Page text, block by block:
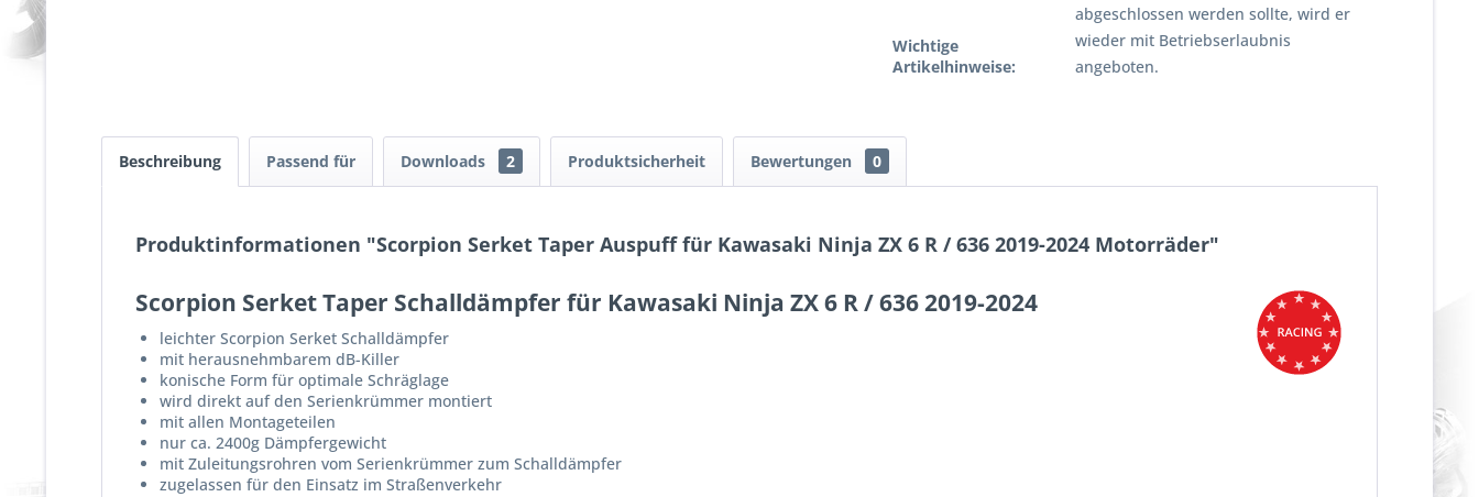
Wichtige
Artikelhinweise:
abgeschlossen werden sollte, wird er
wieder mit Betriebserlaubnis
angeboten.
Beschreibung Passend für Downloads 2 Produktsicherheit Bewertungen 0
Produktinformationen "Scorpion Serket Taper Auspuff für Kawasaki Ninja ZX 6 R / 636 2019-2024 Motorräder"
Scorpion Serket Taper Schalldämpfer für Kawasaki Ninja ZX 6 R / 636 2019-2024
leichter Scorpion Serket Schalldämpfer
mit herausnehmbarem dB-Killer
konische Form für optimale Schräglage
wird direkt auf den Serienkrümmer montiert
mit allen Montageteilen
nur ca. 2400g Dämpfergewicht
mit Zuleitungsrohren vom Serienkrümmer zum Schalldämpfer
zugelassen für den Einsatz im Straßenverkehr